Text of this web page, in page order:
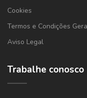
Cookies
Termos e Condições
Aviso Legal
Trabalhe conosco